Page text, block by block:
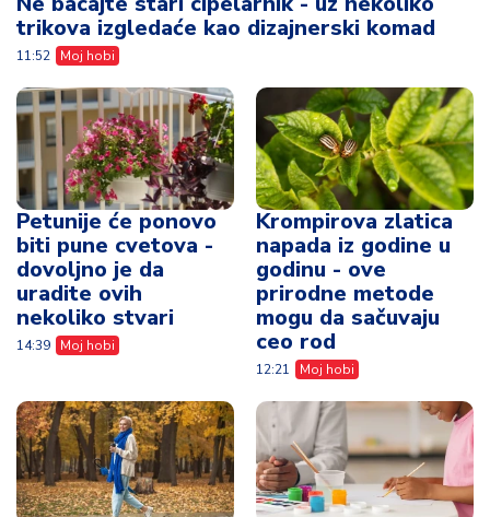
Petunije će ponovo
biti pune cvetova -
dovoljno je da
uradite ovih
nekoliko stvari
14:39 Moj hobi
Krompirova zlatica
napada iz godine u
prirodne metode
mogu da sačuvaju
ceo rod
12:21 Moj hobi
Psiholozi otkrivaju -
ovih 9 hobija može
anksioznost i umiri
um
13:16 Moj hobi
Greške koje roditelji
prave kada biraju
hobije za decu
11:32 Moj hobi